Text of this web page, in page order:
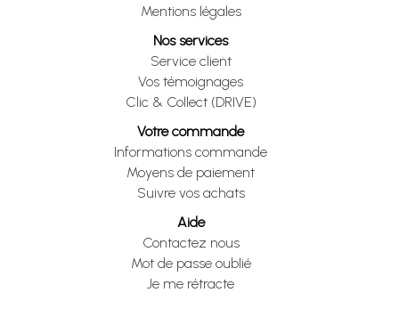
Mentions légales
Nos services
Service client
Vos témoignages
Clic & Collect (DRIVE)
Votre commande
Informations commande
Moyens de paiement
Suivre vos achats
Aide
Contactez nous
Mot de passe oublié
Je me rétracte